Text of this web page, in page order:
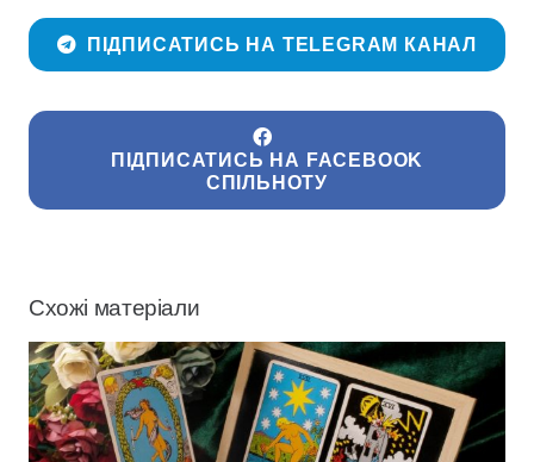
ПІДПИСАТИСЬ НА TELEGRAM КАНАЛ
ПІДПИСАТИСЬ НА FACEBOOK
СПІЛЬНОТУ
Схожі матеріали